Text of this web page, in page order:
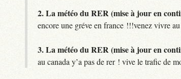
2.La météo du RER (mise à jour en
encore une gréve en france !!!venez vivre au
3.La météo du RER (mise à jour en
au canada y’a pas de rer ! vive le trafic de